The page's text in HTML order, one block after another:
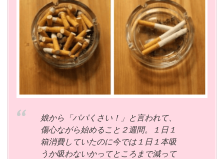
娘から「パパくさい！」と言われて、
傷心ながら始めること２週間。１日１
箱消費していたのに今では１日１本吸
うか吸わないかってところまで減って